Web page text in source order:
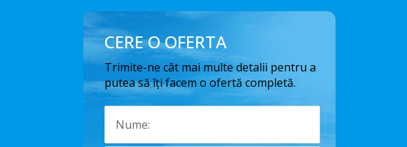
CERE O OFERTA
Trimite-ne cât mai multe detalii pentru a
putea să îți facem o ofertă completă.